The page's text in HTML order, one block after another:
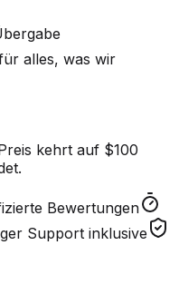
alles, was wir
kehrt auf $100
Bewertungen
Support inklusive